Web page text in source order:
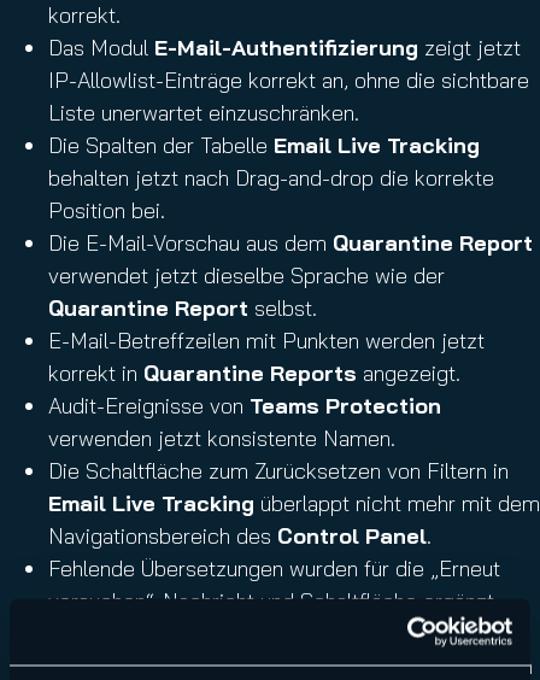
korrekt.
Das Modul E-Mail-Authentifizierung zeigt jetzt
IP-Allowlist-Einträge korrekt an, ohne die sichtbare
Liste unerwartet einzuschränken.
Die Spalten der Tabelle Email Live Tracking
behalten jetzt nach Drag-and-drop die korrekte
Position bei.
Die E-Mail-Vorschau aus dem Quarantine Report
verwendet jetzt dieselbe Sprache wie der
Quarantine Report selbst.
E-Mail-Betreffzeilen mit Punkten werden jetzt
korrekt in Quarantine Reports angezeigt.
Audit-Ereignisse von Teams Protection
verwenden jetzt konsistente Namen.
Die Schaltfläche zum Zurücksetzen von Filtern in
Email Live Tracking überlappt nicht mehr mit dem
Navigationsbereich des Control Panel.
Fehlende Übersetzungen wurden für die „Erneut
versuchen“-Nachricht und Schaltfläche ergänzt.
365 Tenant Manager
schlägt aufgrund des MPC-Verbindungsproblems in